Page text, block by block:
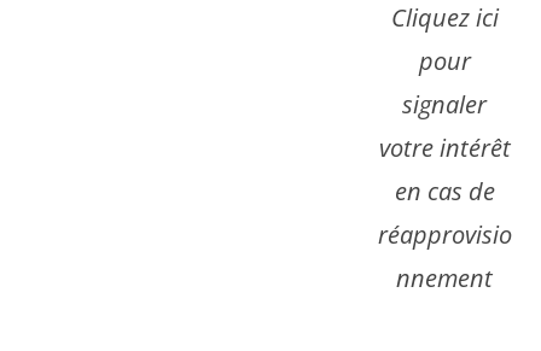
Cliquez ici
pour
signaler
votre intérêt
en cas de
réapprovisio
nnement